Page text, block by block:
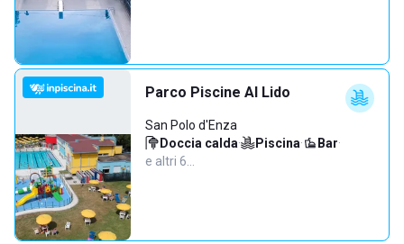
Parco Piscine Al Lido
San Polo d'Enza
Doccia calda· Piscina· Bar·
e altri 6…